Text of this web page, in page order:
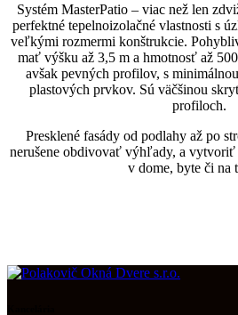
Systém MasterPatio – viac než len
perfektné tepelnoizolačné vlastnosti s
veľkými rozmermi konštrukcie.
mať výšku až 3,5 m a hmotnosť až
avšak pevných profilov, s
plastových prvkov. Sú väčšinou
profiloch.
Presklené fasády od podlahy až po
nerušene obdivovať výhľady, a vytvoriť
v dome, byte či na